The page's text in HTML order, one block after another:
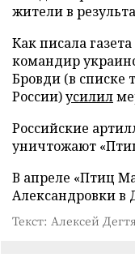
жители в
Как писала
командир
Бровди (в списке
России)усилил
Российские
уничтожают
В апреле «Птиц
Александровки в
Текст: Алексей